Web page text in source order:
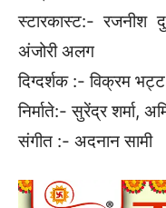
स्टारकास्ट:- रजनीश
अंजोरी अलग
दिग्दर्शक :- विक्रम भट्ट
निर्माते:- सुरेंद्र शर्मा,
संगीत :- अदनान सामी